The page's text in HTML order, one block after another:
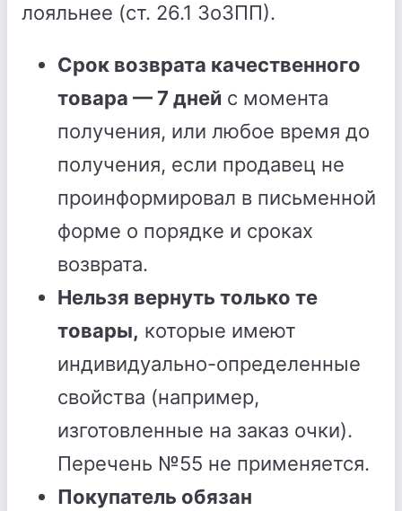
лояльнее (ст. 26.1 ЗоЗПП).
Срок возврата качественного
товара — 7 дней с момента
получения, или любое время до
получения, если продавец не
проинформировал в письменной
форме о порядке и сроках
возврата.
Нельзя вернуть только те
товары, которые имеют
индивидуально-определенные
свойства (например,
изготовленные на заказ очки).
Перечень №55 не применяется.
Покупатель обязан